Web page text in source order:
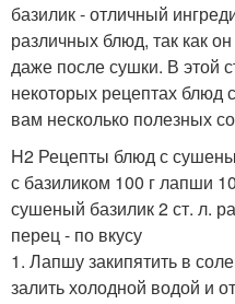
базилик - отличный
различных блюд, так как
даже после сушки. В этой
некоторых рецептах
вам несколько полезных
H2 Рецепты блюд с
с базиликом 100 г лапши
сушеный базилик 2 ст. л.
перец - по вкусу
1. Лапшу закипятить в
залить холодной водой и